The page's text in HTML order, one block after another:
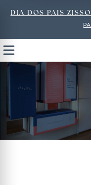
DIA DOS PAIS
Open